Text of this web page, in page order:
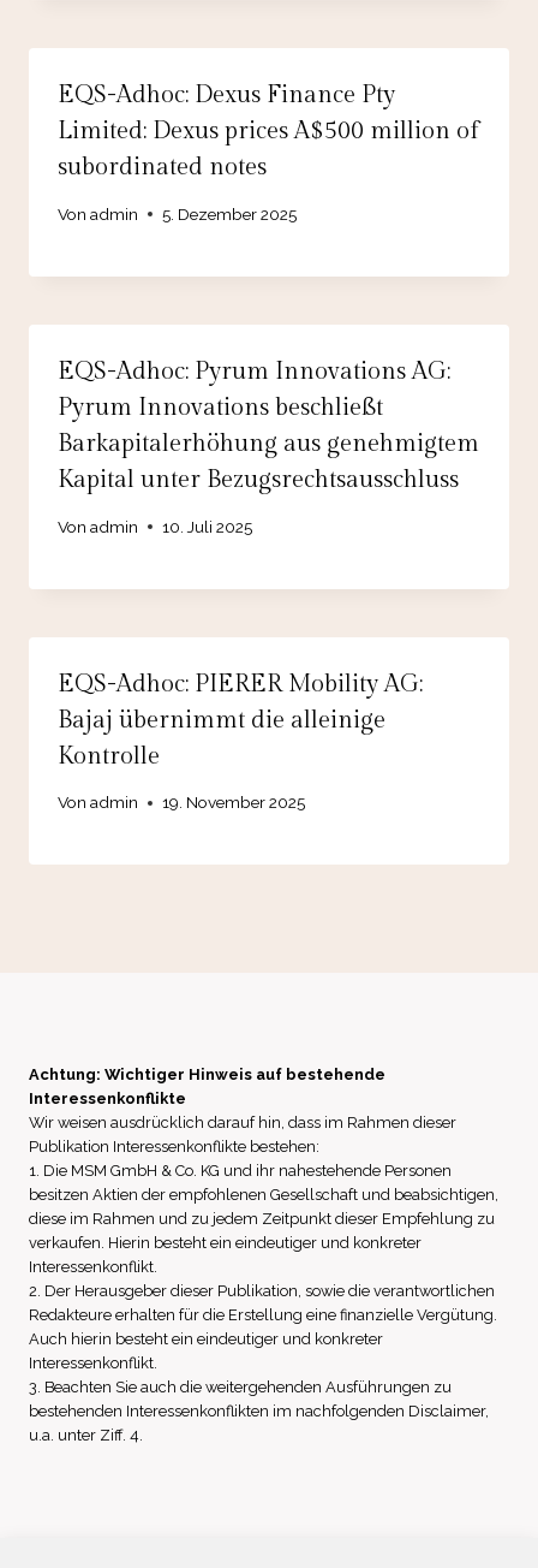
EQS-Adhoc: Dexus Finance Pty
Limited: Dexus prices A$500 million of
subordinated notes
Von admin 5. Dezember 2025
EQS-Adhoc: Pyrum Innovations AG:
Pyrum Innovations beschließt
Barkapitalerhöhung aus genehmigtem
Kapital unter Bezugsrechtsausschluss
Von admin 10. Juli 2025
EQS-Adhoc: PIERER Mobility AG:
Bajaj übernimmt die alleinige
Kontrolle
Von admin 19. November 2025
Achtung: Wichtiger Hinweis auf bestehende
Interessenkonflikte
Wir weisen ausdrücklich darauf hin, dass im Rahmen dieser
Publikation Interessenkonflikte bestehen:
1. Die MSM GmbH & Co. KG und ihr nahestehende Personen
besitzen Aktien der empfohlenen Gesellschaft und beabsichtigen,
diese im Rahmen und zu jedem Zeitpunkt dieser Empfehlung zu
verkaufen. Hierin besteht ein eindeutiger und konkreter
Interessenkonflikt.
2. Der Herausgeber dieser Publikation, sowie die verantwortlichen
Redakteure erhalten für die Erstellung eine finanzielle Vergütung.
Auch hierin besteht ein eindeutiger und konkreter
Interessenkonflikt.
3. Beachten Sie auch die weitergehenden Ausführungen zu
bestehenden Interessenkonflikten im nachfolgenden Disclaimer,
u.a. unter Ziff. 4.